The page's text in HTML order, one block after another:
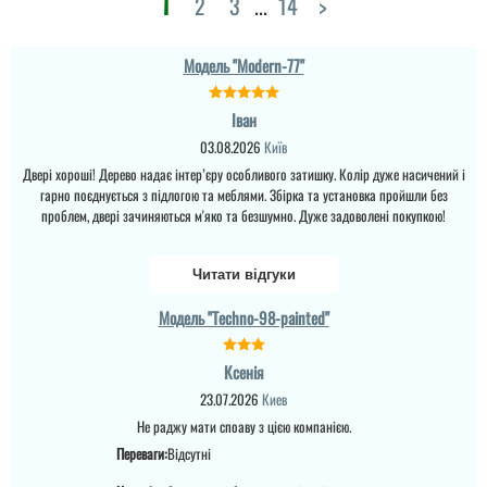
Підкачала трохи
закріплене дзеркало, не
розмірам і той колір,
які замовили на цьому
запропонували вставити
Модель "Modern-77"
Іван
03.08.2026 Київ
Двері хороші! Дерево надає інтер’єру особливого затишку. Колір дуже насичений і
гарно поєднується з підлогою та меблями. Збірка та установка пройшли без
проблем, двері зачиняються м'яко та безшумно. Дуже задоволені покупкою!
Читати відгуки
Модель "Techno-98-painted"
Ксенія
23.07.2026 Киев
Не раджу мати споаву з цією компанією.
Переваги:Відсутні